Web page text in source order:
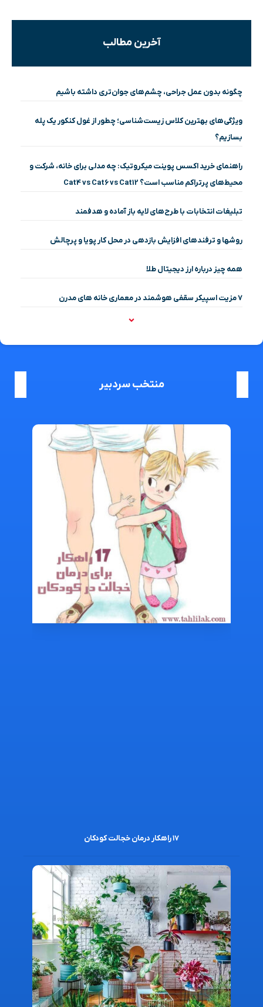
آخرین مطالب
چگونه بدون عمل جراحی، چشم‌های جوان‌تری داشته باشیم
ویژگی‌های بهترین کلاس زیست‌شناسی؛ چطور از غول کنکور یک پله
بسازیم؟
راهنمای خرید اکسس پوینت میکروتیک: چه مدلی برای خانه، شرکت و
محیط‌های پرتراکم مناسب است؟ Cat4 vs Cat6 vs Cat12
تبلیغات انتخابات با طرح‌های لایه باز آماده و هدفمند
روشها و ترفندهای افزایش بازدهی در محل کار پویا و پرچالش
همه چیز درباره ارز دیجیتال طلا
۷ مزیت اسپیکر سقفی هوشمند در معماری خانه‌ های مدرن
منتخب سردبیر
۱۷ راهکار درمان خجالت کودکان